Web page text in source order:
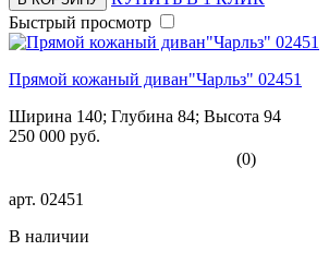
Быстрый просмотр
Прямой кожаный диван"Чарльз" 02451
Ширина 140; Глубина 84; Высота 94
250 000 руб.
(0)
арт. 02451
В наличии